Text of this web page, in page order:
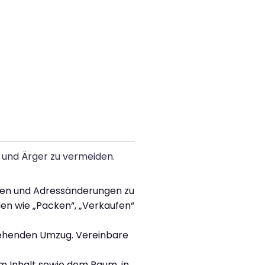
Ärger zu vermeiden.
und Adressänderungen zu
wie „Packen“, „Verkaufen“
Umzug. Vereinbare